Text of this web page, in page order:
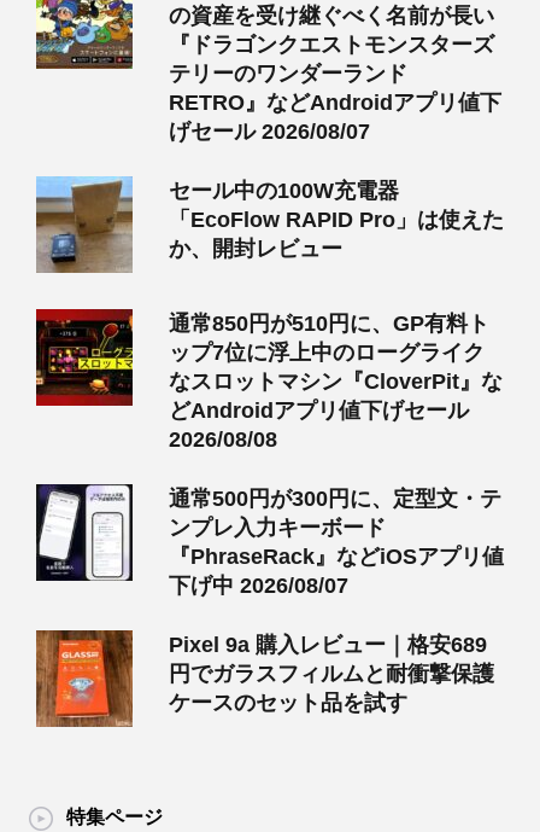
の資産を受け継ぐべく名前が長い
『ドラゴンクエストモンスターズ
テリーのワンダーランド
RETRO』などAndroidアプリ値下
げセール 2026/08/07
セール中の100W充電器
「EcoFlow RAPID Pro」は使えた
か、開封レビュー
通常850円が510円に、GP有料ト
ップ7位に浮上中のローグライク
なスロットマシン『CloverPit』な
どAndroidアプリ値下げセール
2026/08/08
通常500円が300円に、定型文・テ
ンプレ入力キーボード
『PhraseRack』などiOSアプリ値
下げ中 2026/08/07
Pixel 9a 購入レビュー｜格安689
円でガラスフィルムと耐衝撃保護
ケースのセット品を試す
特集ページ